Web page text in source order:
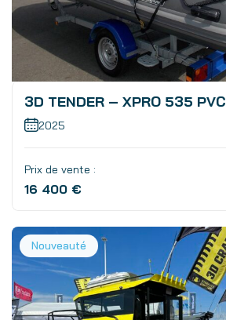
3D TENDER – XPRO 535 PVC
2025
Prix de vente :
16 400 €
Nouveauté